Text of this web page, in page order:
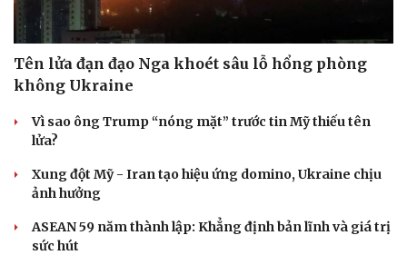
Tên lửa đạn đạo Nga khoét sâu lỗ hổng phòng
không Ukraine
Vì sao ông Trump “nóng mặt” trước tin Mỹ thiếu tên
lửa?
Xung đột Mỹ - Iran tạo hiệu ứng domino, Ukraine chịu
ảnh hưởng
ASEAN 59 năm thành lập: Khẳng định bản lĩnh và giá trị
sức hút